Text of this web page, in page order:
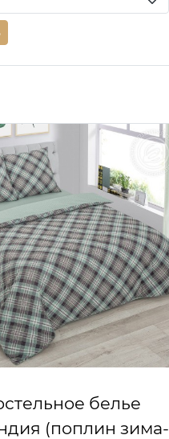
белье
(поплин зима-